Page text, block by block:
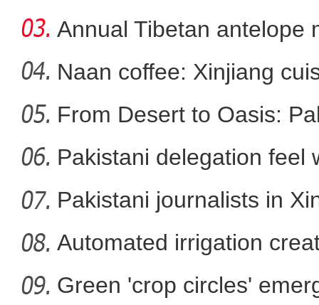
新疆：六一儿童节来临前 师生为
Annual Tibetan antelope
Naan coffee: Xinjiang
From Desert to Oasis:
Pakistani delegation feel
developm
Pakistani journalists in
Automated irrigation
Green 'crop circles'